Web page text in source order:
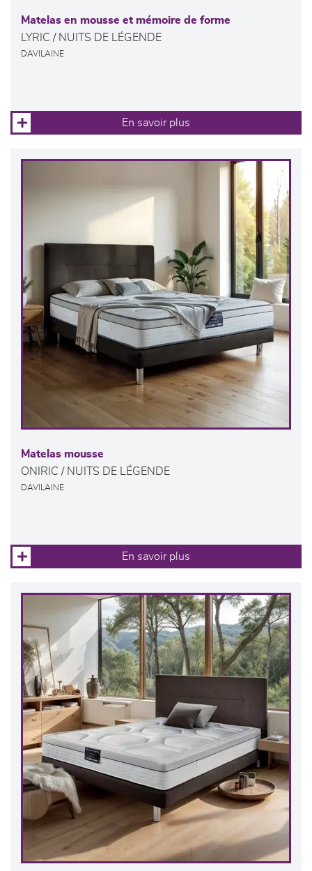
Matelas en mousse et mémoire de forme
LYRIC / NUITS DE LÉGENDE
DAVILAINE
En savoir plus
Matelas mousse
ONIRIC / NUITS DE LÉGENDE
DAVILAINE
En savoir plus